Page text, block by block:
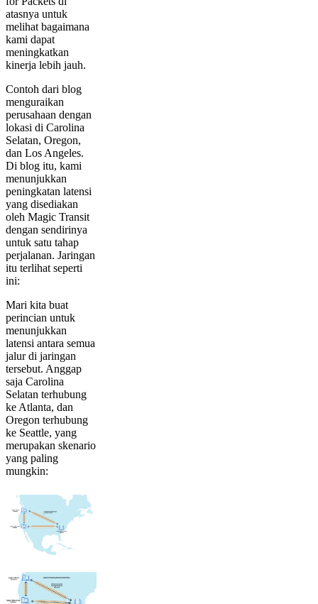
atasnya untuk
melihat bagaimana
kami dapat
meningkatkan
kinerja lebih jauh.
Contoh dari blog
menguraikan
perusahaan dengan
lokasi di Carolina
Selatan, Oregon,
dan Los Angeles.
Di blog itu, kami
menunjukkan
peningkatan latensi
yang disediakan
oleh Magic Transit
dengan sendirinya
untuk satu tahap
perjalanan. Jaringan
itu terlihat seperti
ini:
Mari kita buat
perincian untuk
menunjukkan
latensi antara semua
jalur di jaringan
tersebut. Anggap
saja Carolina
Selatan terhubung
ke Atlanta, dan
Oregon terhubung
ke Seattle, yang
merupakan skenario
yang paling
mungkin: